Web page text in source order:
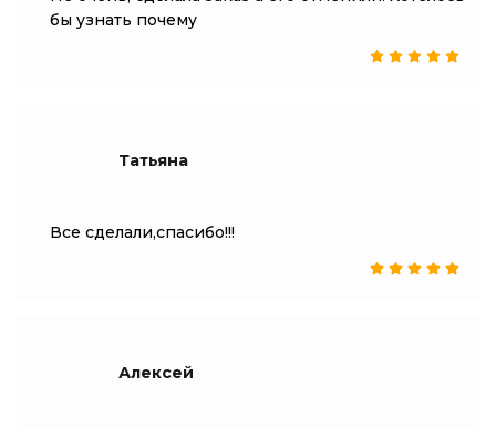
бы узнать почему
Татьяна
Все сделали,спасибо!!!
Алексей